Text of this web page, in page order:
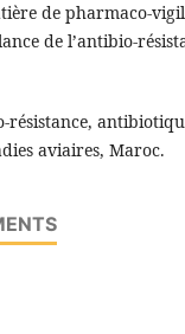
de pharmaco-
de l’antibio-
résistance,
aviaires, Maroc.